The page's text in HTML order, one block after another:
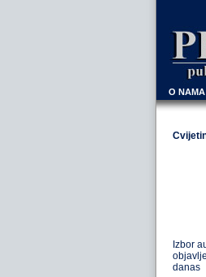
O NAMA
Izbor
danas